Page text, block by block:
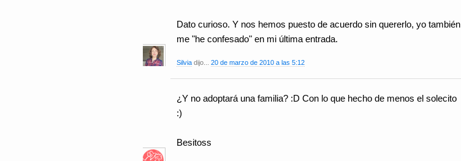
Dato curioso. Y nos hemos puesto de acuerdo sin quererlo, yo también
me "he confesado" en mi última entrada.
Silvia dijo... 20 de marzo de 2010 a las 5:12
¿Y no adoptará una familia? :D Con lo que hecho de menos el solecito
:)
Besitoss